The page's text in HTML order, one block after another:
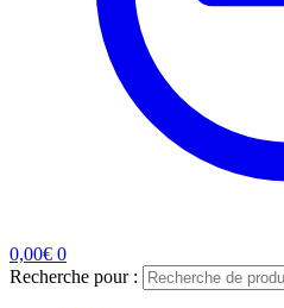
0,00€ 0
Recherche pour :